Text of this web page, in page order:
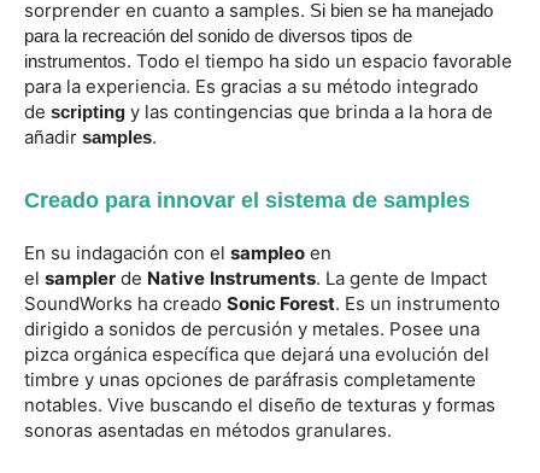
sorprender en cuanto a samples. Si bien se ha manejado
para la recreación del sonido de diversos tipos de
instrumentos. Todo el tiempo ha sido un espacio favorable
para la experiencia. Es gracias a su método integrado
de scripting y las contingencias que brinda a la hora de
añadir samples.
Creado para innovar el sistema de samples
En su indagación con el sampleo en
el sampler de Native Instruments. La gente de Impact
SoundWorks ha creado Sonic Forest. Es un instrumento
dirigido a sonidos de percusión y metales. Posee una
pizca orgánica específica que dejará una evolución del
timbre y unas opciones de paráfrasis completamente
notables. Vive buscando el diseño de texturas y formas
sonoras asentadas en métodos granulares.